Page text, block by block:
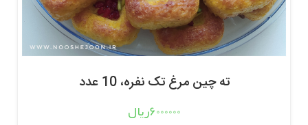
ته چین مرغ تک نفره، 10 عدد
6000000ریال